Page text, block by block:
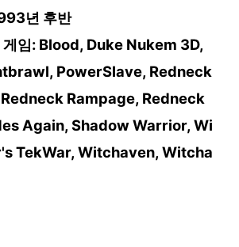
년 후반
게임: Blood, Duke Nukem 3D,
PowerSlave, Redneck
Rampage, Redneck
Again, Shadow Warrior, Wi
TekWar, Witchaven, Witcha